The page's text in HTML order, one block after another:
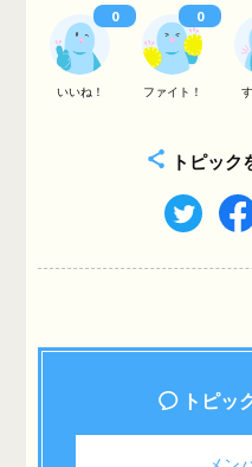
いいね！ ファイト！
0 0
トピック
トピッ